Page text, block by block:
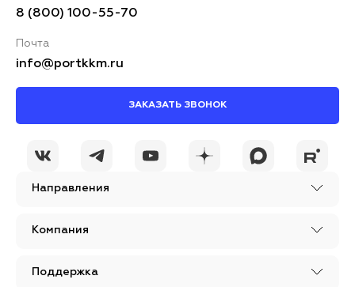
Направления
Компания
Поддержка
8 (800) 100-55-70
Почта
info@portkkm.ru
ЗАКАЗАТЬ ЗВОНОК